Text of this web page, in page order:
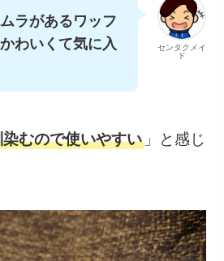
センタクメイ
ド
ラがあるワッフ
わいくて気に入
むので使いやすい 」と感じ